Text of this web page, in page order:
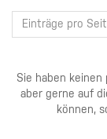
Einträge pro
Sie haben keinen
aber gerne auf
können,